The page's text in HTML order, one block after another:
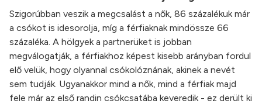
Szigorúbban veszik a megcsalást a nők, 86 százalékuk már
a csókot is idesorolja, míg a férfiaknak mindössze 66
százaléka. A hölgyek a partnerüket is jobban
megválogatják, a férfiakhoz képest kisebb arányban fordul
elő velük, hogy olyannal csókolóznának, akinek a nevét
sem tudják. Ugyanakkor mind a nők, mind a férfiak majd
fele már az első randin csókcsatába keveredik - ez derült ki